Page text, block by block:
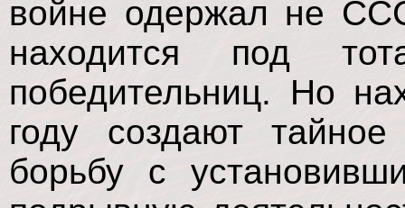
войне одержал не
находится под
победительниц. Но
году создают
борьбу с